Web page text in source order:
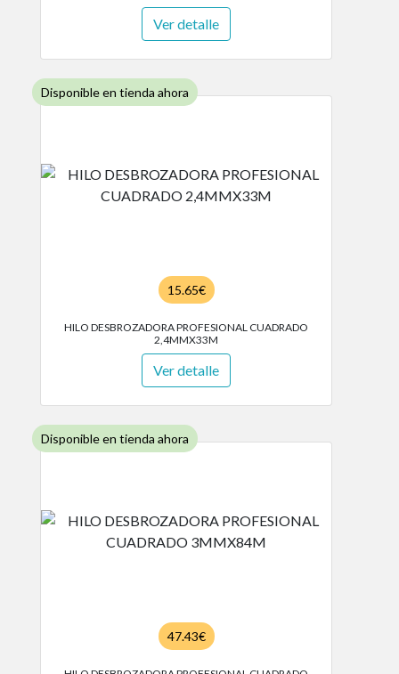
Ver detalle
Disponible en tienda ahora
15.65€
HILO DESBROZADORA PROFESIONAL CUADRADO
2,4MMX33M
Ver detalle
Disponible en tienda ahora
47.43€